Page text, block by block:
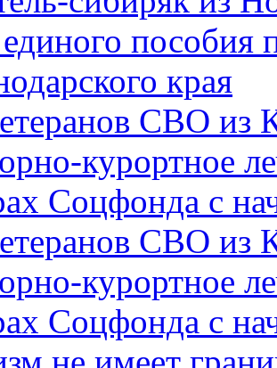
пособия
края
СВО из
курортное
Соцфонда с
СВО из
курортное
Соцфонда с